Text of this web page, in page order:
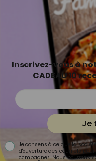
Inscrivez-vous à
CADEAU 10
Je
Je consens à ce que la
d'ouverture des courriels
campagnes. Nous pourrons